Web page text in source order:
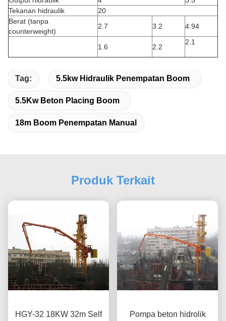
Tekanan hidraulik
20
Berat (tanpa
counterweight)
2.7 3.2 4.94
1.6 2.2
2.1
Tag: 5.5kw Hidraulik Penempatan Boom
5.5Kw Beton Placing Boom
18m Boom Penempatan Manual
Produk Terkait
HGY-32 18KW 32m Self
Pompa beton hidrolik